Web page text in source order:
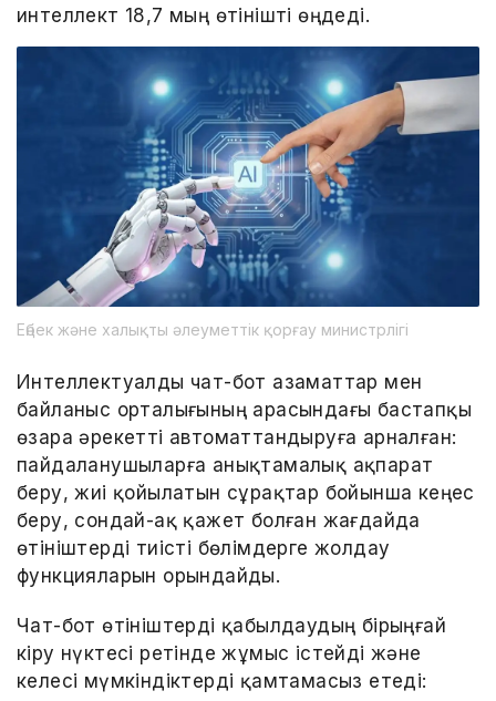
интеллект 18,7 мың өтінішті өңдеді.
Еңбек және халықты әлеуметтік қорғау министрлігі
Интеллектуалды чат-бот азаматтар мен
байланыс орталығының арасындағы бастапқы
өзара әрекетті автоматтандыруға арналған:
пайдаланушыларға анықтамалық ақпарат
беру, жиі қойылатын сұрақтар бойынша кеңес
беру, сондай-ақ қажет болған жағдайда
өтініштерді тиісті бөлімдерге жолдау
функцияларын орындайды.
Чат-бот өтініштерді қабылдаудың бірыңғай
кіру нүктесі ретінде жұмыс істейді және
келесі мүмкіндіктерді қамтамасыз етеді: